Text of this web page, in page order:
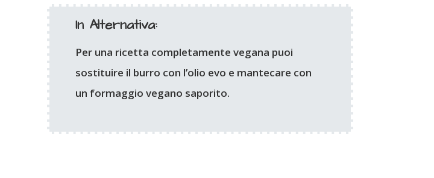
In Alternativa:
Per una ricetta completamente vegana puoi
sostituire il burro con l’olio evo e mantecare con
un formaggio vegano saporito.